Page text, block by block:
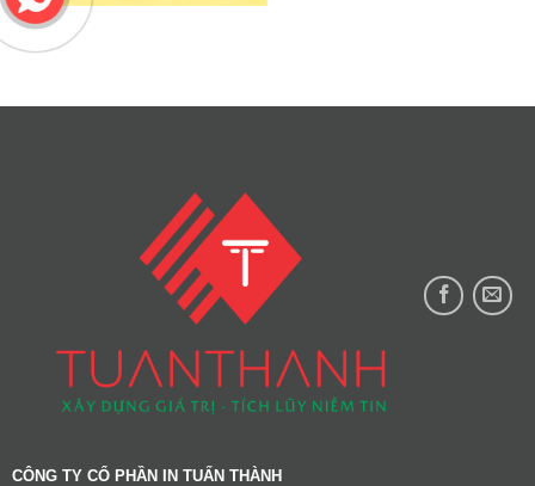
CÔNG TY CỔ PHẦN IN TUẤN THÀNH